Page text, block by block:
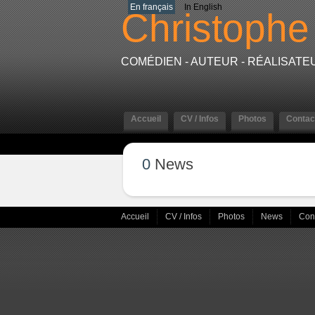
En français In English
Christophe
COMÉDIEN - AUTEUR -
Accueil CV / Infos Photos
0 News
Accueil CV / Infos Photos News